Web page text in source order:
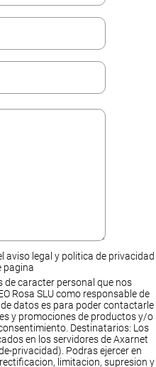
aviso legal y politica de privacidad
pagina
de caracter personal que nos
Rosa SLU como responsable de
datos es para poder contactarle
y promociones de productos y/o
Destinatarios: Los
en los servidores de Axarnet
privacidad). Podras ejercer en
limitacion, supresion y